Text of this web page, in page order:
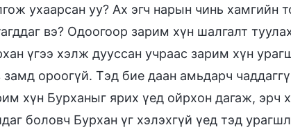
ухаарсан уу? Ах эгч нарын чинь
вэ? Одоогоор зарим хүн шалгалт
үгээ хэлж дууссан учраас зарим хүн
замд ороогүй. Тэд бие даан амьдарч
хүн Бурханыг ярих үед ойрхон дагаж, эрч
боловч Бурхан үг хэлэхгүй үед тэд